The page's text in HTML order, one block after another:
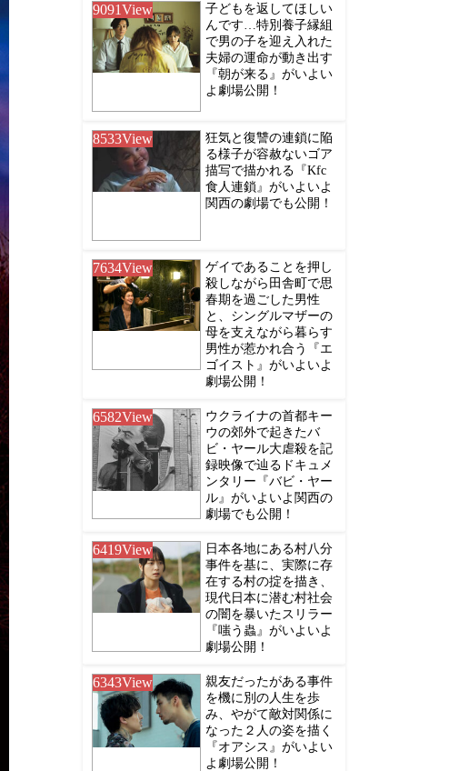
9091View
子どもを返してほしい
んです…特別養子縁組
で男の子を迎え入れた
夫婦の運命が動き出す
『朝が来る』がいよい
よ劇場公開！
8533View
狂気と復讐の連鎖に陥
る様子が容赦ないゴア
描写で描かれる『Kfc
食人連鎖』がいよいよ
関西の劇場でも公開！
7634View
ゲイであることを押し
殺しながら田舎町で思
春期を過ごした男性
と、シングルマザーの
母を支えながら暮らす
男性が惹かれ合う『エ
ゴイスト』がいよいよ
劇場公開！
6582View
ウクライナの首都キー
ウの郊外で起きたバ
ビ・ヤール大虐殺を記
録映像で辿るドキュメ
ンタリー『バビ・ヤー
ル』がいよいよ関西の
劇場でも公開！
6419View
日本各地にある村八分
事件を基に、実際に存
在する村の掟を描き、
現代日本に潜む村社会
の闇を暴いたスリラー
『嗤う蟲』がいよいよ
劇場公開！
6343View
親友だったがある事件
を機に別の人生を歩
み、やがて敵対関係に
なった２人の姿を描く
『オアシス』がいよい
よ劇場公開！